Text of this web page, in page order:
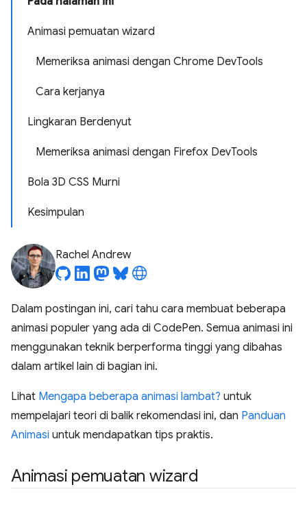
Animasi pemuatan wizard
Memeriksa animasi dengan Chrome DevTools
Cara kerjanya
Lingkaran Berdenyut
Memeriksa animasi dengan Firefox DevTools
Bola 3D CSS Murni
Kesimpulan
Rachel Andrew
Dalam postingan ini, cari tahu cara membuat beberapa
animasi populer yang ada di CodePen. Semua animasi ini
menggunakan teknik berperforma tinggi yang dibahas
dalam artikel lain di bagian ini.
Lihat Mengapa beberapa animasi lambat? untuk
mempelajari teori di balik rekomendasi ini, dan Panduan
Animasi untuk mendapatkan tips praktis.
Animasi pemuatan wizard